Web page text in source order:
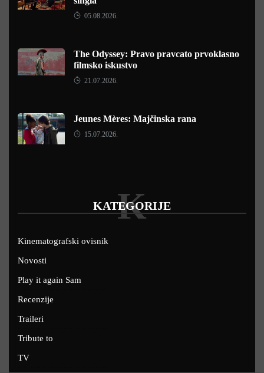
05.08.2026.
The Odyssey: Pravo pravcato prvoklasno
filmsko iskustvo
21.07.2026.
Jeunes Mères: Majčinska rana
15.07.2026.
KATEGORIJE
K
Kinematografski ovisnik
Novosti
Play it again Sam
Recenzije
Traileri
Tribute to
TV